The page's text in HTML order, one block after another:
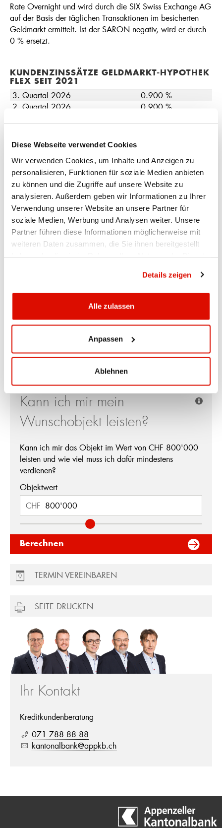
Diese Webseite verwendet Cookies
Wir verwenden Cookies, um Inhalte und Anzeigen zu
personalisieren, Funktionen für soziale Medien anbieten
zu können und die Zugriffe auf unsere Website zu
analysieren. Außerdem geben wir Informationen zu Ihrer
Verwendung unserer Website an unsere Partner für
soziale Medien, Werbung und Analysen weiter. Unsere
Partner führen diese Informationen möglicherweise mit
weiteren Daten zusammen, die Sie ihnen bereitgestellt
Details zeigen
Alle zulassen
Anpassen
Ablehnen
Rate Overnight und wird durch die SIX Swiss Exchange AG
auf der Basis der täglichen Transaktionen im besicherten
Geldmarkt ermittelt. Ist der SARON negativ, wird er durch
0 % ersetzt.
KUNDENZINSSÄTZE GELDMARKT-HYPOTHEK
FLEX SEIT 2021
3. Quartal 2026
0.900 %
2. Quartal 2026
0.900 %
3. Quartal 2025
1. Quartal 2025
1.780 %
4. Quartal 2024
2.060 %
3. Quartal 2024
2.310 %
2. Quartal 2024
2.550 %
1. Quartal 2024
2.550 %
4. Quartal 2023
2.560 %
3. Quartal 2023
2.290 %
2. Quartal 2023
1.790 %
0.850 %
3. Quartal 2021
0.850 %
Kann ich mir mein
Wunschobjekt leisten?
Kann ich mir das Objekt im Wert von CHF 800'000
leisten und wie viel muss ich dafür mindestens
verdienen?
Objektwert
CHF
Berechnen
TERMIN VEREINBAREN
SEITE DRUCKEN
Ihr Kontakt
Kreditkundenberatung
071 788 88 88
kantonalbank@appkb.ch